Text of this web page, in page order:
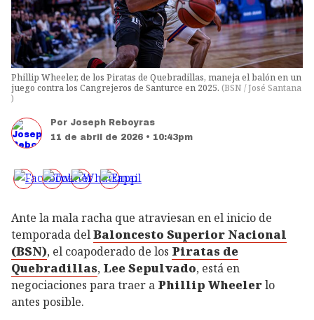
Phillip Wheeler, de los Piratas de Quebradillas, maneja el balón en un
juego contra los Cangrejeros de Santurce en 2025. (BSN / José Santana
)
Por Joseph Reboyras
11 de abril de 2026 • 10:43pm
Ante la mala racha que atraviesan en el inicio de
temporada delBaloncesto Superior Nacional
(BSN), el coapoderado de los Piratas de
Quebradillas, Lee Sepulvado, está en
negociaciones para traer a Phillip Wheelerlo
antes posible.